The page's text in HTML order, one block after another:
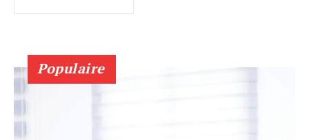
Populaire